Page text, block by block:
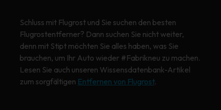
Schaumlanze
Autowaschhandschuh
Autowaschbürste
Polierpaste
Glasbeschichtung Auto
Lackversiegelung
Bodenreiniger
Cabrio-Dachreiniger
Felgenbürste
Reifenreiniger
Zubehör
Polieren
Lackschutz
Armaturenbrettreiniger
Rohrreiniger
Autowaschhandschuh
Autowaschbürste
Zubehör
Schutz & Pflege
Alles im Innenraumreinigung
Autowaschhandschuh
Bürsten & Pinsel
Heißluftpistole
Lackschichtdickenmessgerät
Schluss mit Flugrost und Sie suchen den besten
Flugrostentferner? Dann suchen Sie nicht weiter,
denn mit Stipt möchten Sie alles haben, was Sie
brauchen, um Ihr Auto wieder #Fabrikneu zu machen.
Lesen Sie auch unseren Wissensdatenbank-Artikel
zum sorgfältigen Entfernen von Flugrost.